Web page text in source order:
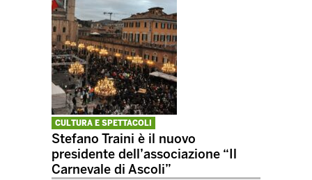
CULTURA E SPETTACOLI
Stefano Traini è il nuovo
presidente dell’associazione “Il
Carnevale di Ascoli”